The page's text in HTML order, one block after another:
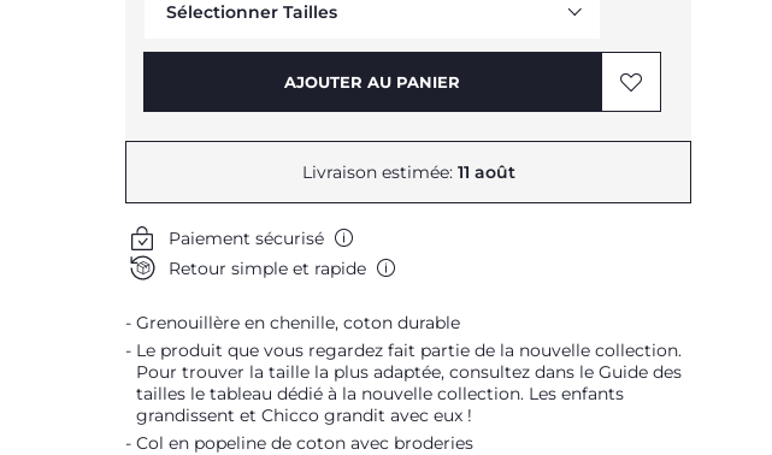
Sélectionner Tailles
Me prévenir
Me prévenir
AJOUTER AU PANIER
Livraison estimée: 11 août
Paiement sécurisé
Retour simple et rapide
Grenouillère en chenille, coton durable
Le produit que vous regardez fait partie de la nouvelle collection.
Pour trouver la taille la plus adaptée, consultez dans le Guide des
tailles le tableau dédié à la nouvelle collection. Les enfants
grandissent et Chicco grandit avec eux !
Col en popeline de coton avec broderies